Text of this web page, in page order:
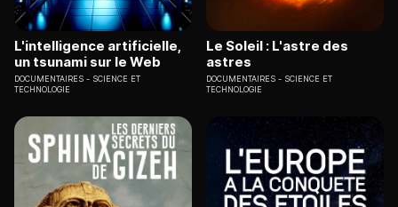
L'intelligence artificielle,
un tsunami sur le Web
DOCUMENTAIRES
SCIENCE ET
TECHNOLOGIE
Le Soleil : L'astre des
astres
DOCUMENTAIRES
SCIENCE ET
TECHNOLOGIE